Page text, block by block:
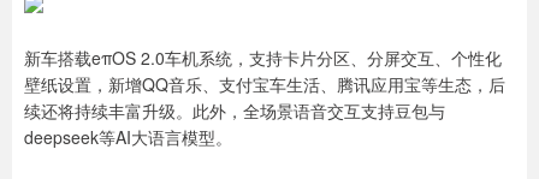
新车搭载eπOS 2.0车机系统，支持卡片分区、分屏交互、个性化
壁纸设置，新增QQ音乐、支付宝车生活、腾讯应用宝等生态，后
续还将持续丰富升级。此外，全场景语音交互支持豆包与
deepseek等AI大语言模型。